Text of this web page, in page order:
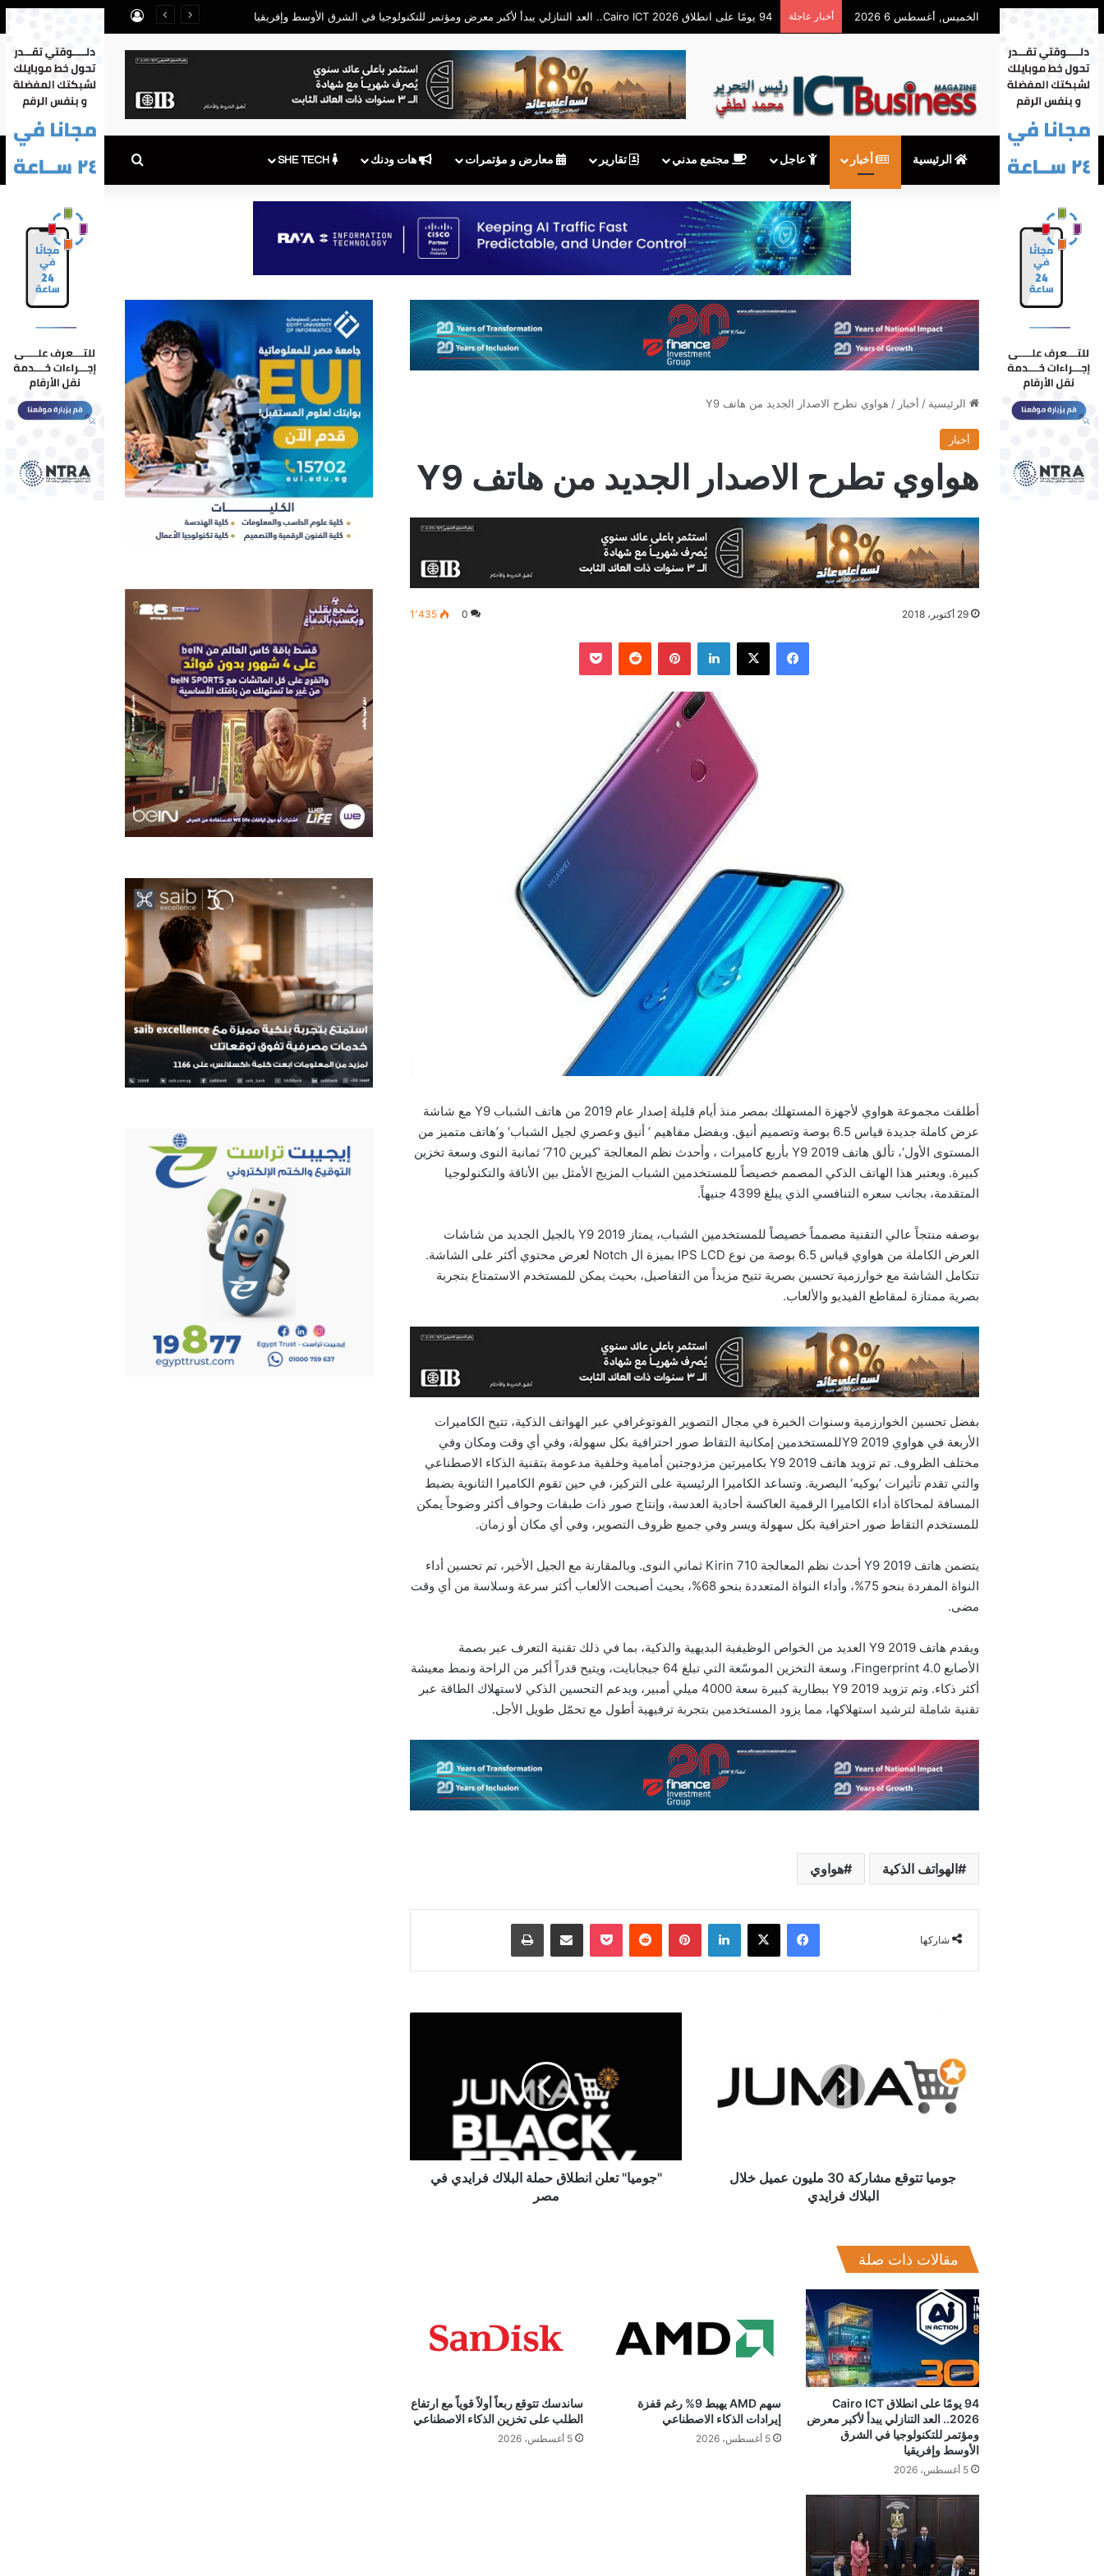
الخميس, أغسطس 6 2026 أخبار عاجلة سهم AMD يهبط 9% رغم قفزة إيرادات الذكاء الاصطناعي تسجيل الدخول
الرئيسية أخبار عاجل مجتمع مدني تقارير معارض و مؤتمرات هات ودنك بحث عن
الرئيسية / أخبار / هواوي تطرح الاصدار الجديد من هاتف Y9
أخبار
هواوي تطرح الاصدار الجديد من هاتف Y9
29 أكتوبر، 2018 0 1٬435
فيسبوك ‫X لينكدإن بينتيريست
‏Reddit
‫Pocket
أطلقت مجموعة هواوي لأجهزة المستهلك بمصر منذ أيام قليلة إصدار عام 2019 من هاتف الشباب Y9 مع شاشة
عرض كاملة جديدة قياس 6.5 بوصة وتصميم أنيق. وبفضل مفاهيم ’ أنيق وعصري لجيل الشباب‘ و’هاتف متميز من
المستوى الأول‘، تألق هاتف Y9 2019 بأربع كاميرات ، وأحدث نظم المعالجة ’كيرين 710‘ ثمانية النوى وسعة تخزين
كبيرة. ويعتبر هذا الهاتف الذكي المصمم خصيصاً للمستخدمين الشباب المزيج الأمثل بين الأناقة والتكنولوجيا
المتقدمة، بجانب سعره التنافسي الذي يبلغ 4399 جنيهاً.
بوصفه منتجاً عالي التقنية مصمماً خصيصاً للمستخدمين الشباب، يمتاز Y9 2019 بالجيل الجديد من شاشات
العرض الكاملة من هواوي قياس 6.5 بوصة من نوع IPS LCD بميزة ال Notch لعرض محتوي أكثر على الشاشة.
تتكامل الشاشة مع خوارزمية تحسين بصرية تتيح مزيداً من التفاصيل، بحيث يمكن للمستخدم الاستمتاع بتجربة
بصرية ممتازة لمقاطع الفيديو والألعاب.
بفضل تحسين الخوارزمية وسنوات الخبرة في مجال التصوير الفوتوغرافي عبر الهواتف الذكية، تتيح الكاميرات
الأربعة في هواوي Y9 2019للمستخدمين إمكانية التقاط صور احترافية بكل سهولة، وفي أي وقت ومكان وفي
مختلف الظروف. تم تزويد هاتف Y9 2019 بكاميرتين مزدوجتين أمامية وخلفية مدعومة بتقنية الذكاء الاصطناعي
والتي تقدم تأثيرات ’بوكيه‘ البصرية. وتساعد الكاميرا الرئيسية على التركيز، في حين تقوم الكاميرا الثانوية بضبط
المسافة لمحاكاة أداء الكاميرا الرقمية العاكسة أحادية العدسة، وإنتاج صور ذات طبقات وحواف أكثر وضوحاً يمكن
للمستخدم التقاط صور احترافية بكل سهولة ويسر وفي جميع ظروف التصوير، وفي أي مكان أو زمان.
يتضمن هاتف Y9 2019 أحدث نظم المعالجة Kirin 710 ثماني النوى. وبالمقارنة مع الجيل الأخير، تم تحسين أداء
النواة المفردة بنحو 75%، وأداء النواة المتعددة بنحو 68%، بحيث أصبحت الألعاب أكثر سرعة وسلاسة من أي وقت
مضى.
ويقدم هاتف Y9 2019 العديد من الخواص الوظيفية البديهية والذكية، بما في ذلك تقنية التعرف عبر بصمة
الأصابع Fingerprint 4.0، وسعة التخزين الموسّعة التي تبلغ 64 جيجابايت، ويتيح قدراً أكبر من الراحة ونمط معيشة
أكثر ذكاء. وتم تزويد Y9 2019 ببطارية كبيرة سعة 4000 ميلي أمبير، ويدعم التحسين الذكي لاستهلاك الطاقة عبر
تقنية شاملة لترشيد استهلاكها، مما يزود المستخدمين بتجربة ترفيهية أطول مع تحمّل طويل الأجل.
الهواتف الذكية هواوي
شاركها
فيسبوك ‫X لينكدإن بينتيريست
‏Reddit
‫Pocket مشاركة عبر البريد طباعة
مليون
عميل
جوميا تتوقع مشاركة 30 مليون عميل خلال
البلاك فرايدي
"جوميا" تعلن انطلاق حملة البلاك فرايدي في
مصر
مقالات ذات صلة
94 يومًا على انطلاق Cairo ICT
2026.. العد التنازلي يبدأ لأكبر معرض
ومؤتمر للتكنولوجيا في الشرق
الأوسط وإفريقيا
5 أغسطس، 2026
سهم AMD يهبط 9% رغم قفزة
إيرادات الذكاء الاصطناعي
5 أغسطس، 2026
ساندسك تتوقع ربعاً أولاً قوياً مع ارتفاع
الطلب على تخزين الذكاء الاصطناعي
5 أغسطس، 2026